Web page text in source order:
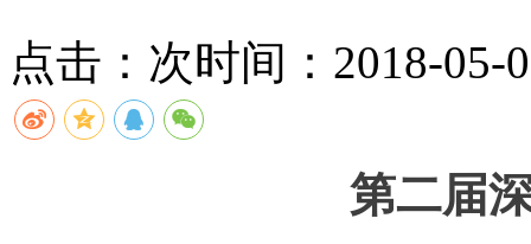
点击： 次时间：2018-05-
第二届